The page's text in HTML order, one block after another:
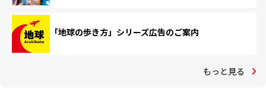
「地球の歩き方」シリーズ広告のご案内
もっと見る